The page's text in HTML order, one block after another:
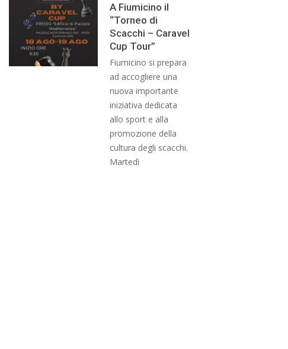
A Fiumicino il
“Torneo di
Scacchi – Caravel
Cup Tour”
Fiumicino si prepara
ad accogliere una
nuova importante
iniziativa dedicata
allo sport e alla
promozione della
cultura degli scacchi.
Martedì